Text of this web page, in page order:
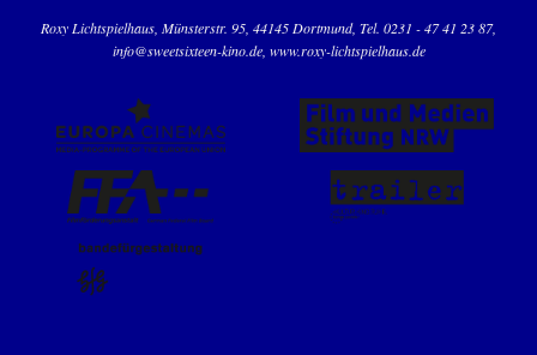
Roxy Lichtspielhaus Münsterstr. 95 44145 Dortmund Tel. 0231 - 47 41 23 87
info@sweetsixteen-kino.de www.roxy-lichtspielhaus.de